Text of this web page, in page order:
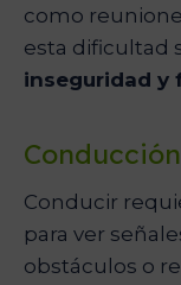
como
esta dificultad
inseguridad y
Conducción
Conducir
para ver
obstáculos o